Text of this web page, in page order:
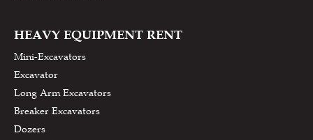
HEAVY EQUIPMENT RENT
Mini-Excavators
Excavator
Long Arm Excavators
Breaker Excavators
Dozers